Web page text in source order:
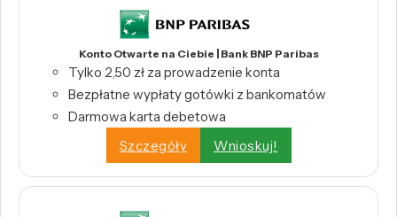
Konto Otwarte na Ciebie | Bank BNP Paribas
Tylko 2,50 zł za prowadzenie konta
Bezpłatne wypłaty gotówki z bankomatów
Darmowa karta debetowa
Szczegóły
Wnioskuj!